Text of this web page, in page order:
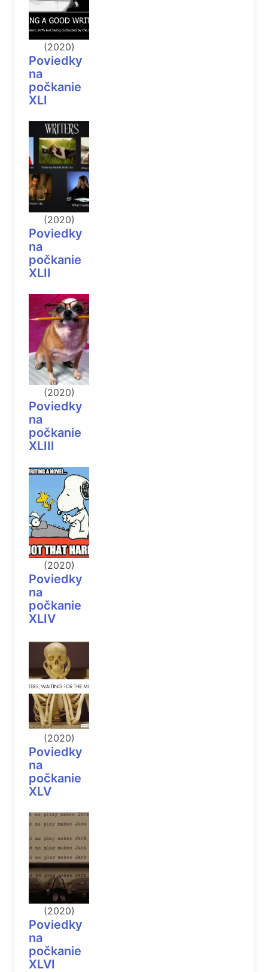
(2020)
Poviedky
na
počkanie
XLI
(2020)
Poviedky
na
počkanie
XLII
(2020)
Poviedky
na
počkanie
XLIII
(2020)
Poviedky
na
počkanie
XLIV
(2020)
Poviedky
na
počkanie
XLV
(2020)
Poviedky
na
počkanie
XLVI